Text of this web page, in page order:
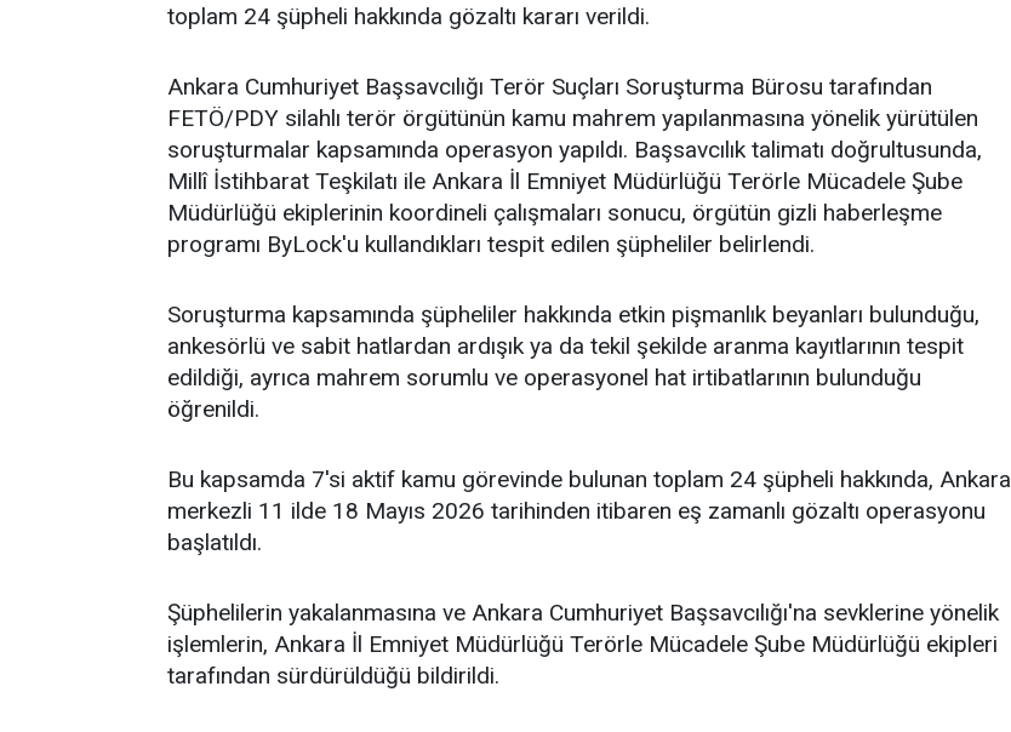
toplam 24 şüpheli hakkında gözaltı kararı verildi.
Ankara Cumhuriyet Başsavcılığı Terör Suçları Soruşturma Bürosu tarafından
FETÖ/PDY silahlı terör örgütünün kamu mahrem yapılanmasına yönelik yürütülen
soruşturmalar kapsamında operasyon yapıldı. Başsavcılık talimatı doğrultusunda,
Millî İstihbarat Teşkilatı ile Ankara İl Emniyet Müdürlüğü Terörle Mücadele Şube
Müdürlüğü ekiplerinin koordineli çalışmaları sonucu, örgütün gizli haberleşme
programı ByLock'u kullandıkları tespit edilen şüpheliler belirlendi.
Soruşturma kapsamında şüpheliler hakkında etkin pişmanlık beyanları bulunduğu,
ankesörlü ve sabit hatlardan ardışık ya da tekil şekilde aranma kayıtlarının tespit
edildiği, ayrıca mahrem sorumlu ve operasyonel hat irtibatlarının bulunduğu
öğrenildi.
Bu kapsamda 7'si aktif kamu görevinde bulunan toplam 24 şüpheli hakkında, Ankara
merkezli 11 ilde 18 Mayıs 2026 tarihinden itibaren eş zamanlı gözaltı operasyonu
başlatıldı.
Şüphelilerin yakalanmasına ve Ankara Cumhuriyet Başsavcılığı'na sevklerine yönelik
işlemlerin, Ankara İl Emniyet Müdürlüğü Terörle Mücadele Şube Müdürlüğü ekipleri
tarafından sürdürüldüğü bildirildi.